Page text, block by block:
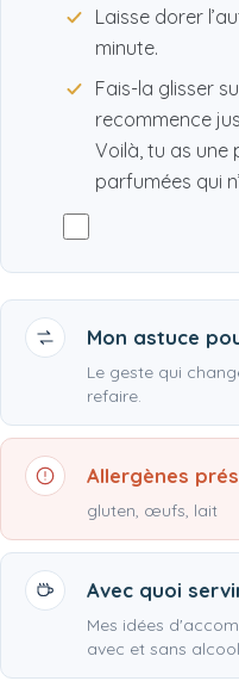
Laisse dorer
minute.
Fais-la glisser
recommence
Voilà, tu as une
parfumées qui
Mon astuce
Le geste qui
refaire.
Allergènes
gluten, œufs, lait
Avec quoi
Mes idées
avec et sans